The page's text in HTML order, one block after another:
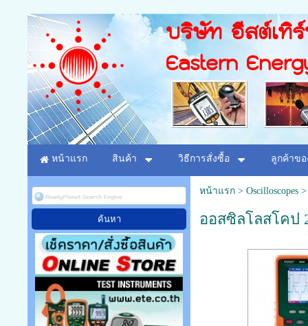
บริษัท อีสต์เทิ
Eastern
หน้าแรก สินค้า วิธีการสั่งซื้อ ลูกค้าขอ
หน้าแรก> Oscilloscopes
ออสซิลโลสโคป